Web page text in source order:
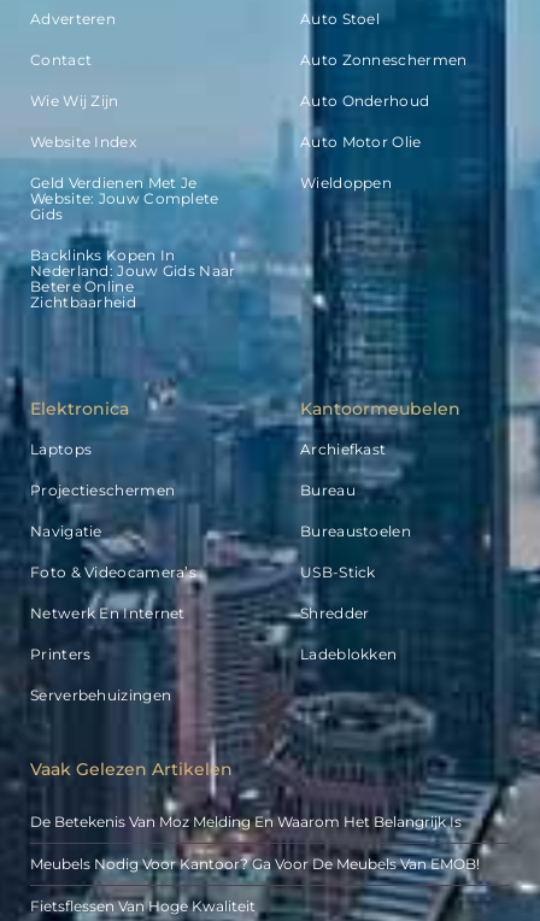
Adverteren
Contact
Wie Wij Zijn
Website Index
Geld Verdienen Met Je
Website: Jouw Complete
Gids
Backlinks Kopen In
Nederland: Jouw Gids Naar
Betere Online
Zichtbaarheid
Auto Stoel
Auto Zonneschermen
Auto Onderhoud
Auto Motor Olie
Wieldoppen
Elektronica
Laptops
Projectieschermen
Navigatie
Foto & Videocamera’s
Netwerk En Internet
Printers
Serverbehuizingen
Kantoormeubelen
Archiefkast
Bureau
Bureaustoelen
USB-Stick
Shredder
Ladeblokken
Vaak Gelezen Artikelen
De Betekenis Van Moz Melding En Waarom Het Belangrijk Is
Meubels Nodig Voor Kantoor? Ga Voor De Meubels Van EMOB!
Fietsflessen Van Hoge Kwaliteit